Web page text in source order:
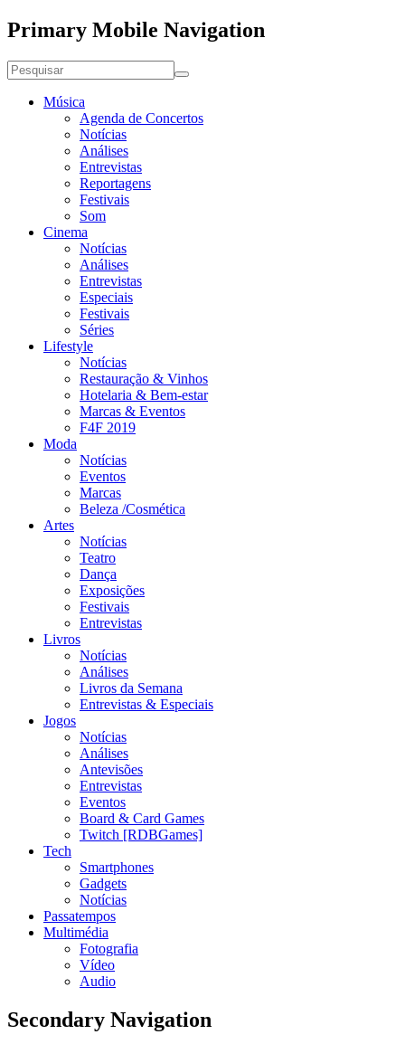
Primary Mobile Navigation
Música
Agenda de Concertos
Notícias
Análises
Entrevistas
Reportagens
Festivais
Som
Cinema
Notícias
Análises
Entrevistas
Especiais
Festivais
Séries
Lifestyle
Notícias
Restauração & Vinhos
Hotelaria & Bem-estar
Marcas & Eventos
F4F 2019
Moda
Notícias
Eventos
Marcas
Beleza /Cosmética
Artes
Notícias
Teatro
Dança
Exposições
Festivais
Entrevistas
Livros
Notícias
Análises
Livros da Semana
Entrevistas & Especiais
Jogos
Notícias
Análises
Antevisões
Entrevistas
Eventos
Board & Card Games
Twitch [RDBGames]
Tech
Smartphones
Gadgets
Notícias
Passatempos
Multimédia
Fotografia
Vídeo
Audio
Secondary Navigation